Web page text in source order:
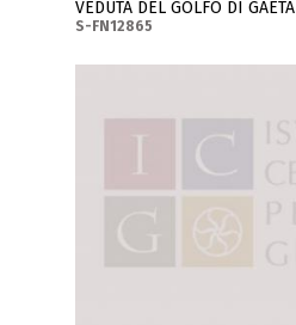
VEDUTA DEL GOLFO DI GAETA
S-FN12865